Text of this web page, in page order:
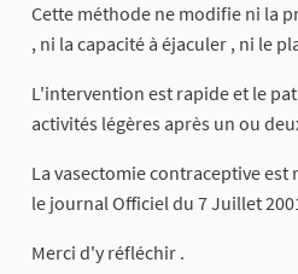
Cette méthode ne modifie ni la
, ni la capacité à éjaculer , ni le
L'intervention est rapide et le
activités légères après un ou
La vasectomie contraceptive
le journal Officiel du 7 Juillet
Merci d'y réfléchir .